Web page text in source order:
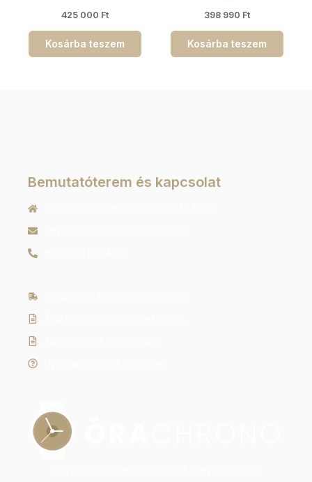
425 000 Ft
Kosárba teszem
398 990 Ft
Kosárba teszem
Bemutatóterem és kapcsolat